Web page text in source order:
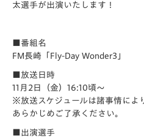
太選手が出演いたします！
■番組名
FM長崎「Fly-Day Wonder3」
■放送日時
11月2日（金） 16:10頃～
※放送スケジュールは諸事情によ
あらかじめご了承ください。
■出演選手